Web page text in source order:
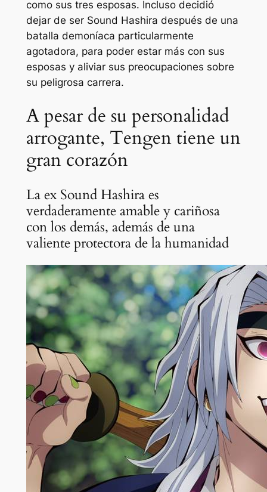
como sus tres esposas. Incluso decidió
dejar de ser Sound Hashira después de una
batalla demoníaca particularmente
agotadora, para poder estar más con sus
esposas y aliviar sus preocupaciones sobre
su peligrosa carrera.
A pesar de su personalidad
arrogante, Tengen tiene un
gran corazón
La ex Sound Hashira es
verdaderamente amable y cariñosa
con los demás, además de una
valiente protectora de la humanidad